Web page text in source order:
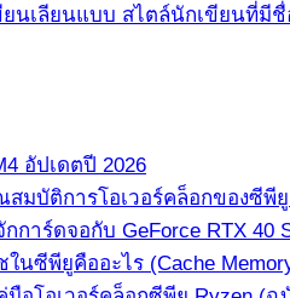
ยนเลียนแบบ สไตล์นักเขียนที่มี
อัปเดตปี 2026
มบัติการโอเวอร์คล็อกของซีพี
การ์ดจอกับ GeForce RTX 40
นซีพียูคืออะไร (Cache